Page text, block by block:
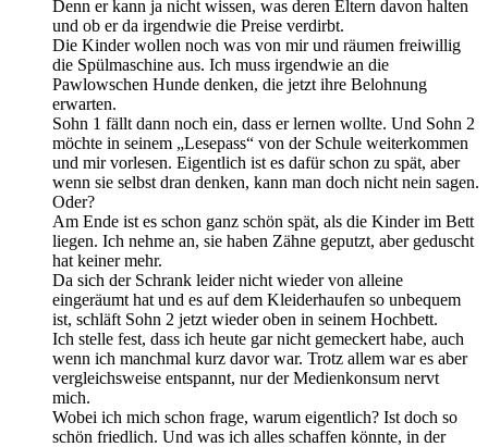
Denn er kann ja nicht wissen, was deren Eltern davon halten
und ob er da irgendwie die Preise verdirbt.
Die Kinder wollen noch was von mir und räumen freiwillig
die Spülmaschine aus. Ich muss irgendwie an die
Pawlowschen Hunde denken, die jetzt ihre Belohnung
erwarten.
Sohn 1 fällt dann noch ein, dass er lernen wollte. Und Sohn 2
möchte in seinem „Lesepass“ von der Schule weiterkommen
und mir vorlesen. Eigentlich ist es dafür schon zu spät, aber
wenn sie selbst dran denken, kann man doch nicht nein sagen.
Oder?
Am Ende ist es schon ganz schön spät, als die Kinder im Bett
liegen. Ich nehme an, sie haben Zähne geputzt, aber geduscht
hat keiner mehr.
Da sich der Schrank leider nicht wieder von alleine
eingeräumt hat und es auf dem Kleiderhaufen so unbequem
ist, schläft Sohn 2 jetzt wieder oben in seinem Hochbett.
Ich stelle fest, dass ich heute gar nicht gemeckert habe, auch
wenn ich manchmal kurz davor war. Trotz allem war es aber
vergleichsweise entspannt, nur der Medienkonsum nervt
mich.
Wobei ich mich schon frage, warum eigentlich? Ist doch so
schön friedlich. Und was ich alles schaffen könnte, in der